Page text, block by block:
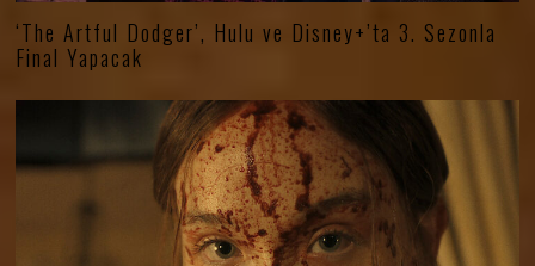
‘The Artful Dodger’, Hulu ve Disney+’ta 3. Sezonla
Final Yapacak